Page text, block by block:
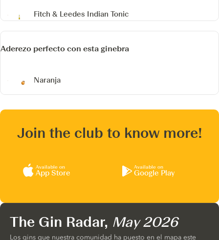
Fitch & Leedes Indian Tonic
Aderezo perfecto con esta ginebra
Naranja
Join the club to know more!
Available on
App Store
Available on
Google Play
The Gin Radar, May 2026
Los gins que nuestra comunidad ha puesto en el mapa este